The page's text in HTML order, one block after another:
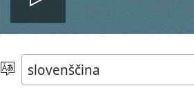
Predvajaj
Izberite
jezik